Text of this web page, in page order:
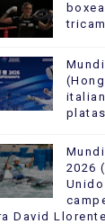
platas
2026
David